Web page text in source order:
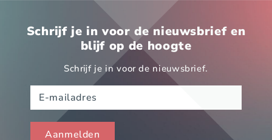
Schrijf je in voor de nieuwsbrief en
blijf op de hoogte
Schrijf je in voor de nieuwsbrief.